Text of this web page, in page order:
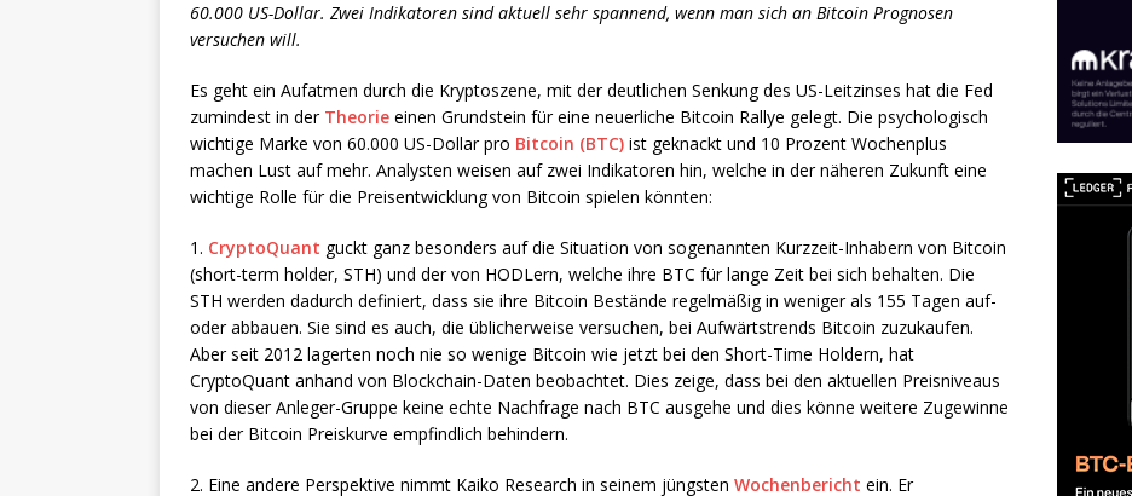
60.000 US-Dollar. Zwei Indikatoren sind aktuell sehr spannend, wenn man sich an Bitcoin Prognosen
versuchen will.
Es geht ein Aufatmen durch die Kryptoszene, mit der deutlichen Senkung des US-Leitzinses hat die Fed
zumindest in der Theorie einen Grundstein für eine neuerliche Bitcoin Rallye gelegt. Die psychologisch
wichtige Marke von 60.000 US-Dollar pro Bitcoin (BTC) ist geknackt und 10 Prozent Wochenplus
machen Lust auf mehr. Analysten weisen auf zwei Indikatoren hin, welche in der näheren Zukunft eine
wichtige Rolle für die Preisentwicklung von Bitcoin spielen könnten:
1. CryptoQuant guckt ganz besonders auf die Situation von sogenannten Kurzzeit-Inhabern von Bitcoin
(short-term holder, STH) und der von HODLern, welche ihre BTC für lange Zeit bei sich behalten. Die
STH werden dadurch definiert, dass sie ihre Bitcoin Bestände regelmäßig in weniger als 155 Tagen auf-
oder abbauen. Sie sind es auch, die üblicherweise versuchen, bei Aufwärtstrends Bitcoin zuzukaufen.
Aber seit 2012 lagerten noch nie so wenige Bitcoin wie jetzt bei den Short-Time Holdern, hat
CryptoQuant anhand von Blockchain-Daten beobachtet. Dies zeige, dass bei den aktuellen Preisniveaus
von dieser Anleger-Gruppe keine echte Nachfrage nach BTC ausgehe und dies könne weitere Zugewinne
bei der Bitcoin Preiskurve empfindlich behindern.
2. Eine andere Perspektive nimmt Kaiko Research in seinem jüngsten Wochenbericht ein. Er